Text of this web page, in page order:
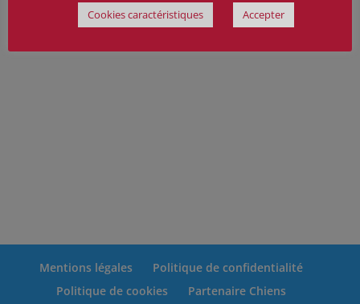
Mentions légales
Politique de confidentialité
Politique de cookies
Partenaire Chiens
Cookies caractéristiques Accepter